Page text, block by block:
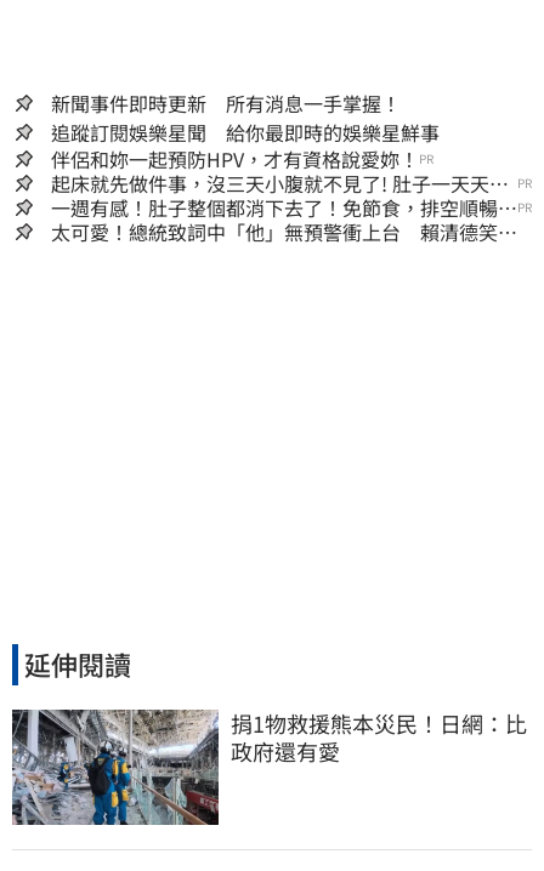
新聞事件即時更新 所有消息一手掌握！
追蹤訂閱娛樂星聞 給你最即時的娛樂星鮮事
伴侶和妳一起預防HPV，才有資格說愛妳！ PR
起床就先做件事，沒三天小腹就不見了! 肚子一天天變
小！
PR
一週有感！肚子整個都消下去了！免節食，排空順暢就
夠
PR
太可愛！總統致詞中「他」無預警衝上台 賴清德笑
延伸閱讀
捐1物救援熊本災民！日網：比
政府還有愛